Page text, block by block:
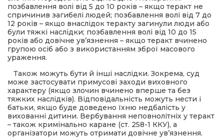
позбавлення волі від 5 до 10 років – якщо теракт не
спричинив загибелі людей; позбавлення волі від 7 до
12 років – якщо внаслідок теракту загинули люди або
були тяжкі наслідки; позбавлення волі від 10 до 15
років або довічне ув’язнення – якщо теракт вчинено
групою осіб або з використанням зброї масового
ураження.
Також можуть бути й інші наслідки. Зокрема, суд
може застосувати примусові заходи виховного
характеру (якщо злочин вчинено вперше та без
тяжких наслідків). Відповідальність можуть нести і
батьки, якщо буде доведено їхню недбалість у
вихованні дитини. Вербування неповнолітніх у теракт
– також кримінально каране (ст. 258-1 ККУ), а
організатори можуть отримати довічне ув’язнення.